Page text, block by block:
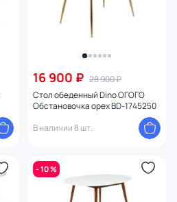
16 900 ₽ 28 900 ₽
Стол обеденный Dino ОГОГО
Обстановочка орех BD-1745250
В наличии 8 шт.
- 10 %